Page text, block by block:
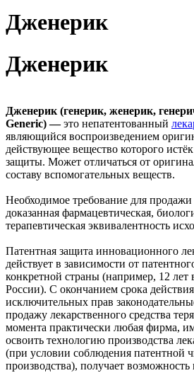
Дженерик
Дженерик
Дженерик (генерик, женерик,
Generic) —это непатентованный
являющийся воспроизведением
действующее вещество которого
защиты. Может отличаться от
составу вспомогательных веществ.
Необходимое требование для
доказанная фармацевтическая,
терапевтическая эквивалентность
Патентная защита инновационного
действует в зависимости от
конкретной страны (например, 12
России). С окончанием срока
исключительных прав
продажу лекарственного средства
момента практически любая фирма,
освоить технологию производства
(при условии соблюдения патентной
производства), получает